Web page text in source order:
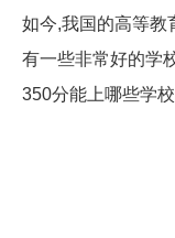
如今,我国的高等教
有一些非常好的学
350分能上哪些学校